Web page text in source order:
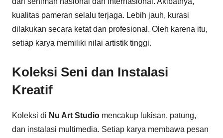
kualitas pameran selalu terjaga. Lebih jauh, kurasi
dilakukan secara ketat dan profesional. Oleh karena itu,
setiap karya memiliki nilai artistik tinggi.
Koleksi Seni dan Instalasi
Kreatif
Koleksi di Nu Art Studio mencakup lukisan, patung,
dan instalasi multimedia. Setiap karya membawa pesan